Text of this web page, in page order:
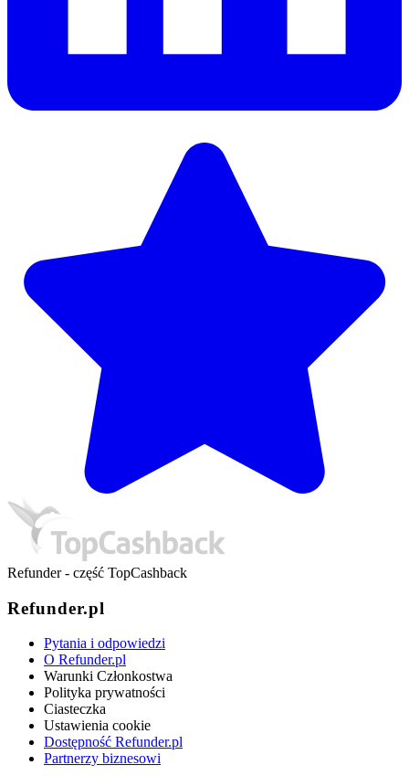
Refunder - część TopCashback
Refunder.pl
Pytania i odpowiedzi
O Refunder.pl
Warunki Członkostwa
Polityka prywatności
Ciasteczka
Ustawienia cookie
Dostępność Refunder.pl
Partnerzy biznesowi